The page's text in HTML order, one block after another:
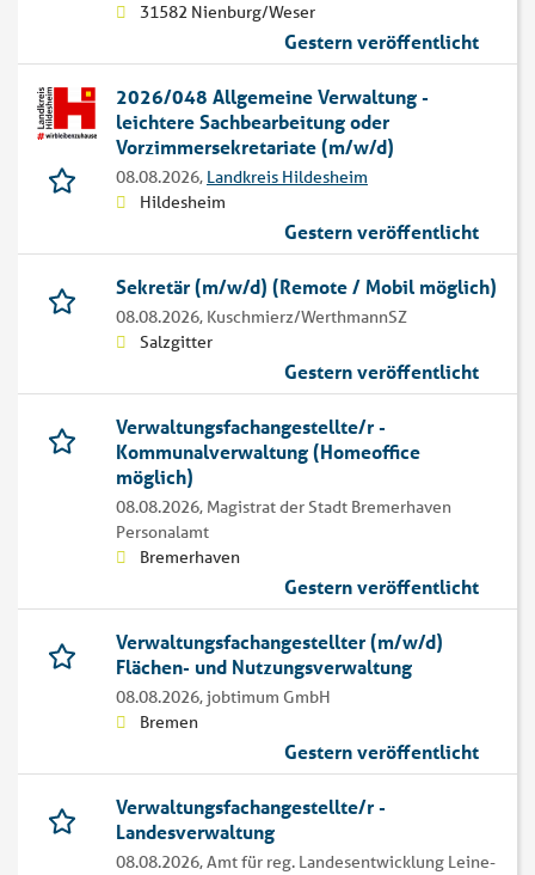
31582 Nienburg/Weser
Gestern veröffentlicht
2026/048 Allgemeine Verwaltung -
leichtere Sachbearbeitung oder
Vorzimmersekretariate (m/w/d)
08.08.2026, Landkreis Hildesheim
Hildesheim
Gestern veröffentlicht
Sekretär (m/w/d) (Remote / Mobil möglich)
08.08.2026, Kuschmierz/WerthmannSZ
Salzgitter
Gestern veröffentlicht
Verwaltungsfachangestellte/r -
Kommunalverwaltung (Homeoffice
möglich)
08.08.2026, Magistrat der Stadt Bremerhaven
Personalamt
Bremerhaven
Gestern veröffentlicht
Verwaltungsfachangestellter (m/w/d)
Flächen- und Nutzungsverwaltung
08.08.2026,jobtimum GmbH
Bremen
Gestern veröffentlicht
Verwaltungsfachangestellte/r -
Landesverwaltung
08.08.2026,Amt für reg. Landesentwicklung Leine-